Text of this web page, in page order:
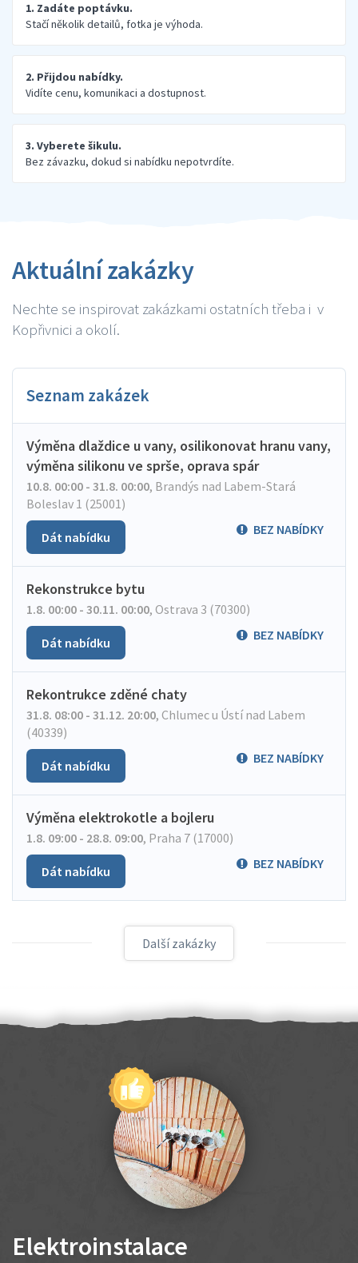
1. Zadáte poptávku.
Stačí několik detailů, fotka je výhoda.
2. Přijdou nabídky.
Vidíte cenu, komunikaci a dostupnost.
3. Vyberete šikulu.
Bez závazku, dokud si nabídku nepotvrdíte.
Aktuální zakázky
Nechte se inspirovat zakázkami ostatních třeba i v
Kopřivnici a okolí.
Seznam zakázek
Výměna dlaždice u vany, osilikonovat hranu vany,
výměna silikonu ve sprše, oprava spár
10.8. 00:00 - 31.8. 00:00, Brandýs nad Labem-Stará
Boleslav 1 (25001)
BEZ NABÍDKY
Dát nabídku
Rekonstrukce bytu
1.8. 00:00 - 30.11. 00:00, Ostrava 3 (70300)
BEZ NABÍDKY
Dát nabídku
Rekontrukce zděné chaty
31.8. 08:00 - 31.12. 20:00, Chlumec u Ústí nad Labem
(40339)
BEZ NABÍDKY
Dát nabídku
Výměna elektrokotle a bojleru
1.8. 09:00 - 28.8. 09:00, Praha 7 (17000)
BEZ NABÍDKY
Dát nabídku
Další zakázky
Elektroinstalace